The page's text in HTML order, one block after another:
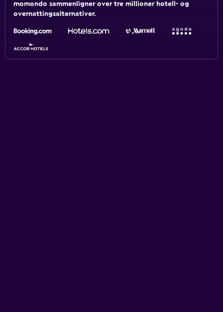
momondo sammenligner over tre millioner hotell- og
overnattingsalternativer.